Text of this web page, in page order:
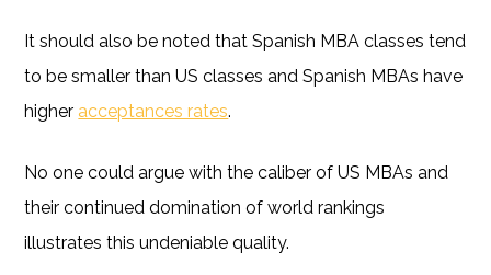
It should also be noted that Spanish MBA classes tend
to be smaller than US classes and Spanish MBAs have
higher acceptances rates.
No one could argue with the caliber of US MBAs and
their continued domination of world rankings
illustrates this undeniable quality.